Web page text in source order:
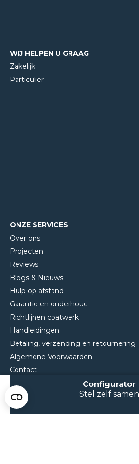
WIJ HELPEN U GRAAG
Zakelijk
Particulier
ONZE SERVICES
Over ons
Projecten
Reviews
Blogs & Nieuws
Hulp op afstand
Garantie en onderhoud
Richtlijnen coatwerk
Handleidingen
Betaling, verzending en retournering
Algemene Voorwaarden
Contact
Stel zelf samen